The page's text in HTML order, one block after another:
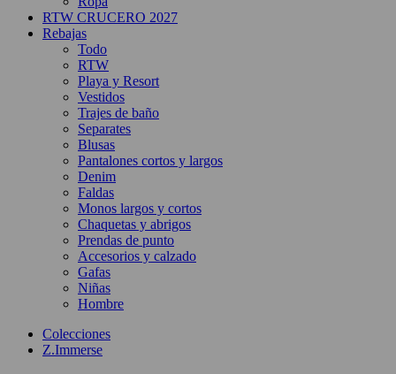
RTW CRUCERO 2027
Rebajas
Todo
RTW
Playa y Resort
Vestidos
Trajes de baño
Separates
Blusas
Pantalones cortos y largos
Denim
Faldas
Monos largos y cortos
Chaquetas y abrigos
Prendas de punto
Accesorios y calzado
Gafas
Niñas
Hombre
Colecciones
Z.Immerse